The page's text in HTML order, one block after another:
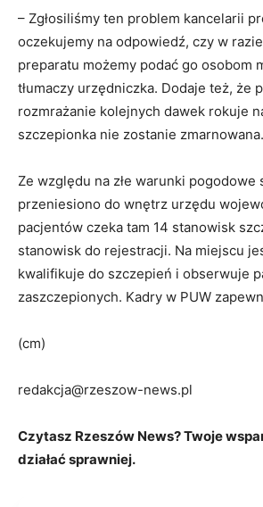
– Zgłosiliśmy ten problem kancelarii
oczekujemy na odpowiedź, czy w
preparatu możemy podać go osobom
tłumaczy urzędniczka. Dodaje też, że
rozmrażanie kolejnych dawek rokuje
szczepionka nie zostanie zmarnowana.
Ze względu na złe warunki pogodowe
przeniesiono do wnętrz urzędu
pacjentów czeka tam 14 stanowisk
stanowisk do rejestracji. Na miejscu
kwalifikuje do szczepień i obserwuje
zaszczepionych. Kadry w PUW
(cm)
redakcja@rzeszow-news.pl
Czytasz Rzeszów News? Twoje
działać sprawniej.